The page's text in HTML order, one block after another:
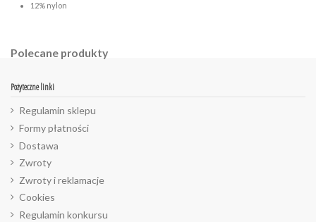
12% nylon
Polecane produkty
Pożyteczne linki
Regulamin sklepu
Formy płatności
Dostawa
Zwroty
Zwroty i reklamacje
Cookies
Regulamin konkursu